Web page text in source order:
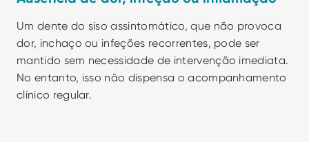
Um dente do siso assintomático, que não provoca
dor, inchaço ou infeções recorrentes, pode ser
mantido sem necessidade de intervenção imediata.
No entanto, isso não dispensa o acompanhamento
clínico regular.